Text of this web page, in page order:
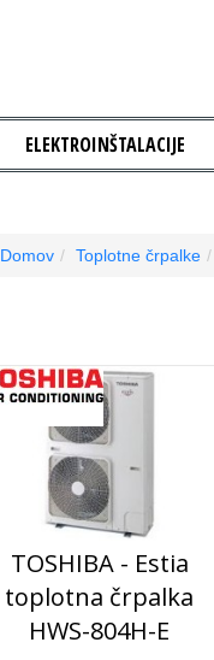
ELEKTROINŠTALACIJE
Domov Toplotne črpalke
TOSHIBA - Estia
toplotna črpalka
HWS-804H-E